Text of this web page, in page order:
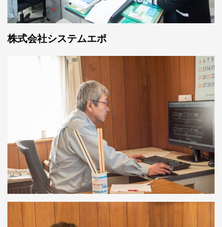
株式会社システムエポ